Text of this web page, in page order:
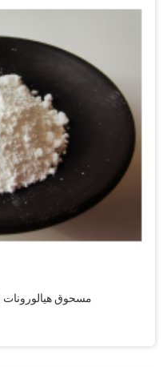
مسحوق هيالورونات